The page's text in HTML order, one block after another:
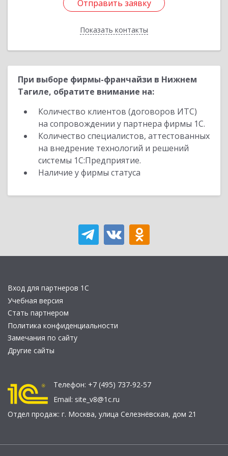
Отправить заявку
Показать контакты
Отправить заявку
Назад
При выборе фирмы-франчайзи в Нижнем
Тагиле, обратите внимание на:
Количество клиентов (договоров ИТС)
на сопровождении у партнера фирмы 1С.
Количество специалистов, аттестованных
на внедрение технологий и решений
системы 1С:Предприятие.
Наличие у фирмы статуса
Вход для партнеров 1С
Учебная версия
Стать партнером
Политика конфиденциальности
Замечания по сайту
Другие сайты
Телефон: +7 (495) 737-92-57
Email: site_v8@1c.ru
Отдел продаж: г. Москва, улица Селезнёвская, дом 21